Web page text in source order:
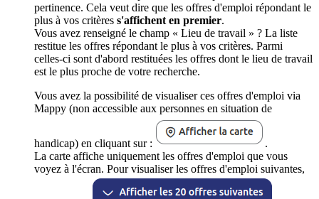
pertinence. Cela veut dire que les offres d'emploi répondant le
plus à vos critères s'affichent en premier.
Vous avez renseigné le champ « Lieu de travail » ? La liste
restitue les offres répondant le plus à vos critères. Parmi
celles-ci sont d'abord restituées les offres dont le lieu de travail
est le plus proche de votre recherche.
Vous avez la possibilité de visualiser ces offres d'emploi via
Mappy (non accessible aux personnes en situation de
handicap) en cliquant sur :
.
La carte affiche uniquement les offres d'emploi que vous
voyez à l'écran. Pour visualiser les offres d'emploi suivantes,